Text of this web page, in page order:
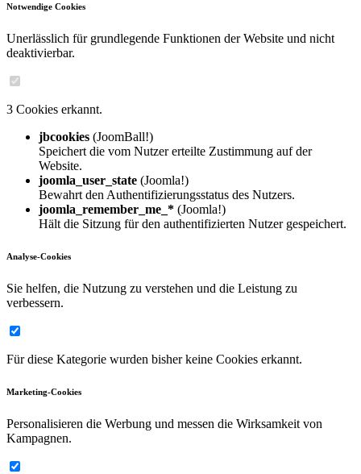
Notwendige Cookies
Unerlässlich für grundlegende Funktionen der Website und nicht
deaktivierbar.
3 Cookies erkannt.
jbcookies (JoomBall!)
Speichert die vom Nutzer erteilte Zustimmung auf der
Website.
joomla_user_state (Joomla!)
Bewahrt den Authentifizierungsstatus des Nutzers.
joomla_remember_me_* (Joomla!)
Hält die Sitzung für den authentifizierten Nutzer gespeichert.
Analyse-Cookies
Sie helfen, die Nutzung zu verstehen und die Leistung zu
verbessern.
Für diese Kategorie wurden bisher keine Cookies erkannt.
Marketing-Cookies
Personalisieren die Werbung und messen die Wirksamkeit von
Kampagnen.